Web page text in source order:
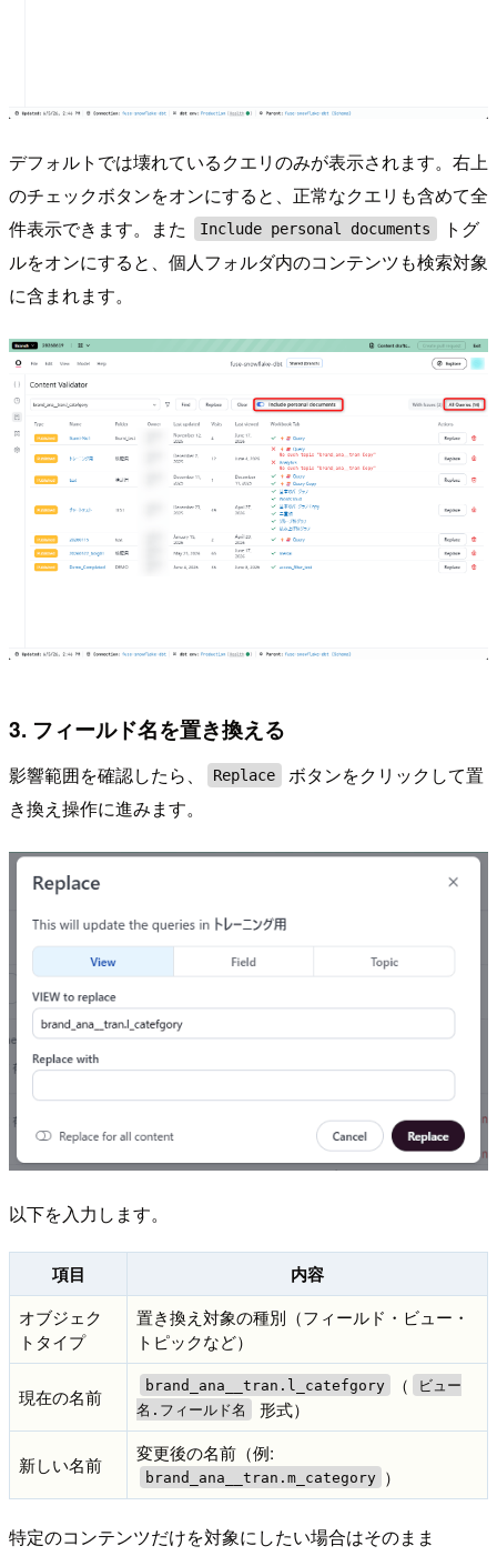
デフォルトでは壊れているクエリのみが表示されます。右上
のチェックボタンをオンにすると、正常なクエリも含めて全
件表示できます。また
Include personal documents
トグ
ルをオンにすると、個人フォルダ内のコンテンツも検索対象
に含まれます。
3. フィールド名を置き換える
影響範囲を確認したら、 Replace
ボタンをクリックして置
き換え操作に進みます。
以下を入力します。
項目 内容
オブジェク
トタイプ
置き換え対象の種別（フィールド・ビュー・
トピックなど）
現在の名前 brand_ana__tran.l_catefgory （
ビュー
名.フィールド名
形式）
新しい名前
変更後の名前（例:
brand_ana__tran.m_category ）
特定のコンテンツだけを対象にしたい場合はそのまま